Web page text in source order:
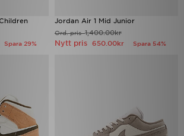
Spara 29%
Jordan Air 1 Mid Junior
Ord. pris1,400.00kr
Nytt pris 650.00kr Spara 54%